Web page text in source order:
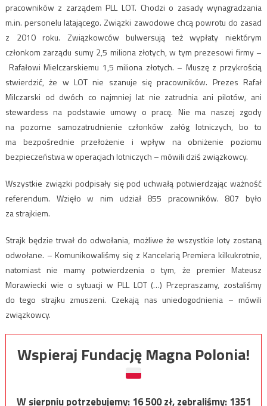
pracowników z zarządem PLL LOT. Chodzi o zasady wynagradzania
m.in. personelu latającego. Związki zawodowe chcą powrotu do zasad
z 2010 roku. Związkowców bulwersują też wypłaty niektórym
członkom zarządu sumy 2,5 miliona złotych, w tym prezesowi firmy –
Rafałowi Mielczarskiemu 1,5 miliona złotych. – Muszę z przykrością
stwierdzić, że w LOT nie szanuje się pracowników. Prezes Rafał
Milczarski od dwóch co najmniej lat nie zatrudnia ani pilotów, ani
stewardess na podstawie umowy o pracę. Nie ma naszej zgody
na pozorne samozatrudnienie członków załóg lotniczych, bo to
ma bezpośrednie przełożenie i wpływ na obniżenie poziomu
bezpieczeństwa w operacjach lotniczych – mówili dziś związkowcy.
Wszystkie związki podpisały się pod uchwałą potwierdzając ważność
referendum. Wzięło w nim udział 855 pracowników. 807 było
za strajkiem.
Strajk będzie trwał do odwołania, możliwe że wszystkie loty zostaną
odwołane. – Komunikowaliśmy się z Kancelarią Premiera kilkukrotnie,
natomiast nie mamy potwierdzenia o tym, że premier Mateusz
Morawiecki wie o sytuacji w PLL LOT (…) Przepraszamy, zostaliśmy
do tego strajku zmuszeni. Czekają nas uniedogodnienia – mówili
związkowcy.
Wspieraj Fundację Magna Polonia!
W sierpniu potrzebujemy:16 500zł, zebraliśmy:1351